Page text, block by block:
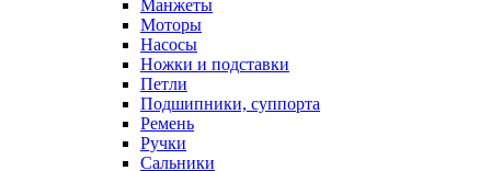
Манжеты
Моторы
Насосы
Ножки и подставки
Петли
Подшипники, суппорта
Ремень
Ручки
Сальники